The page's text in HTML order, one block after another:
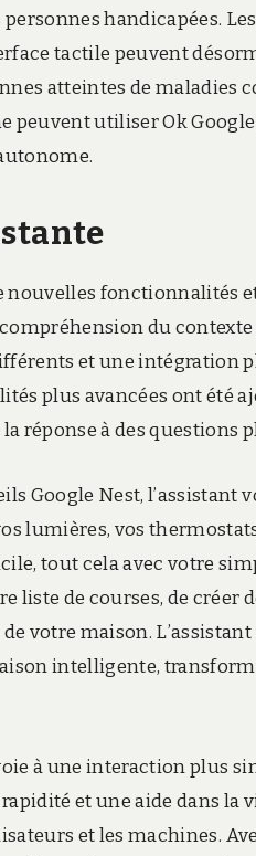
handicapées.
tactile peuvent
atteintes de maladies
utiliser Ok
fonctionnalités
du
et une intégration
plus avancées ont été
réponse à des questions
Google Nest, l’assistant
lumières, vos
tout cela avec votre
liste de courses, de créer
votre maison.
intelligente,
à une interaction plus
et une aide dans la
et les machines.